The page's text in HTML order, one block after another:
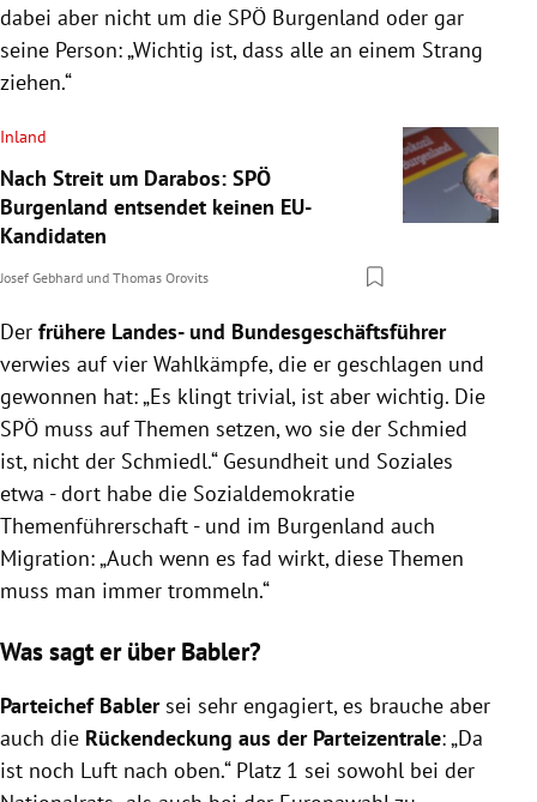
dabei aber nicht um die SPÖ Burgenland oder gar
seine Person: „Wichtig ist, dass alle an einem Strang
ziehen.“
Inland
Nach Streit um Darabos: SPÖ
Burgenland entsendet keinen EU-
Kandidaten
Josef Gebhard und Thomas Orovits
Der frühere Landes- und Bundesgeschäftsführer
verwies auf vier Wahlkämpfe, die er geschlagen und
gewonnen hat: „Es klingt trivial, ist aber wichtig. Die
SPÖ muss auf Themen setzen, wo sie der Schmied
ist, nicht der Schmiedl.“ Gesundheit und Soziales
etwa - dort habe die Sozialdemokratie
Themenführerschaft - und im Burgenland auch
Migration: „Auch wenn es fad wirkt, diese Themen
muss man immer trommeln.“
Was sagt er über Babler?
Parteichef Bablersei sehr engagiert, es brauche aber
auch die Rückendeckung aus der Parteizentrale: „Da
ist noch Luft nach oben.“ Platz 1 sei sowohl bei der